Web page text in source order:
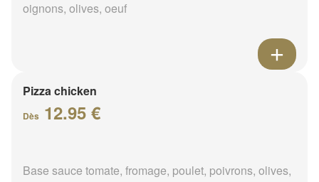
oignons, olives, oeuf
Pizza chicken
Dès 12.95 €
Base sauce tomate, fromage, poulet, poivrons, olives,